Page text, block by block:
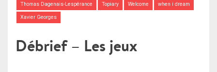
Thomas Dagenais-Lespérance Topiary Welcome when i dream
Xavier Georges
Débrief – Les jeux